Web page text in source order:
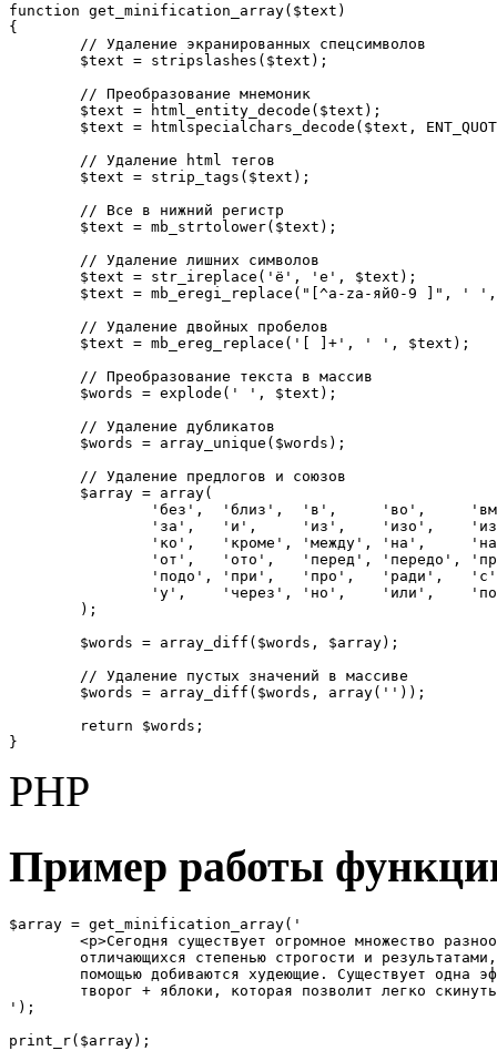
function get_minification_array($text)
{
}
PHP
Пример работы
$array = get_minification_array('
');
print_r($array);